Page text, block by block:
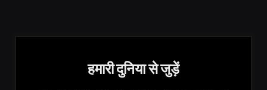
हमारी दुनिया से जुड़ें